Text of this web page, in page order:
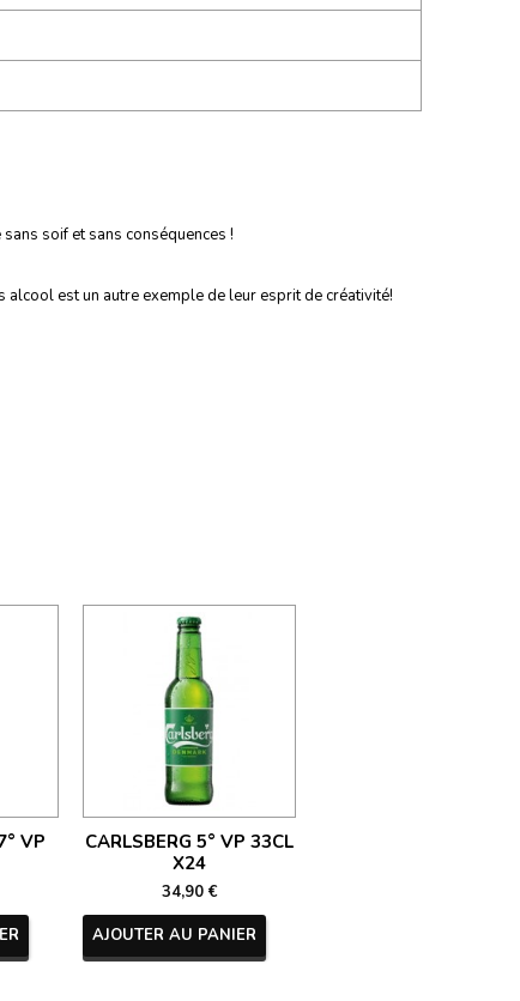
soif et sans conséquences !
est un autre exemple de leur esprit de créativité!
VP
CARLSBERG 5° VP 33CL
X24
34,90 €
AJOUTER AU PANIER